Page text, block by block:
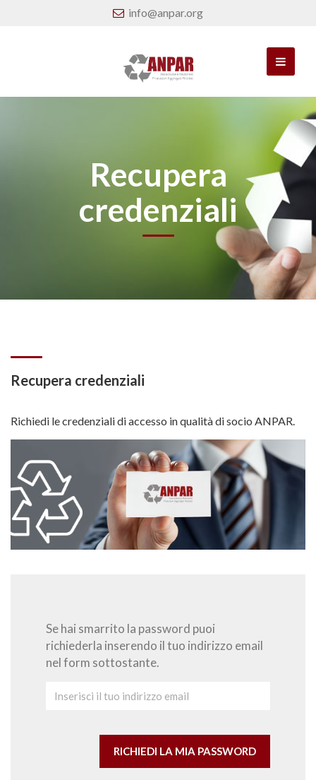
info@anpar.org
Recupera
credenziali
Recupera credenziali
Richiedi le credenziali di accesso in qualità di socio ANPAR.
Se hai smarrito la password puoi
richiederla inserendo il tuo indirizzo email
nel form sottostante.